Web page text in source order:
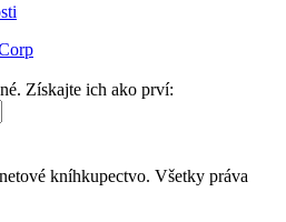
Získajte ich ako prví:
kníhkupectvo. Všetky práva